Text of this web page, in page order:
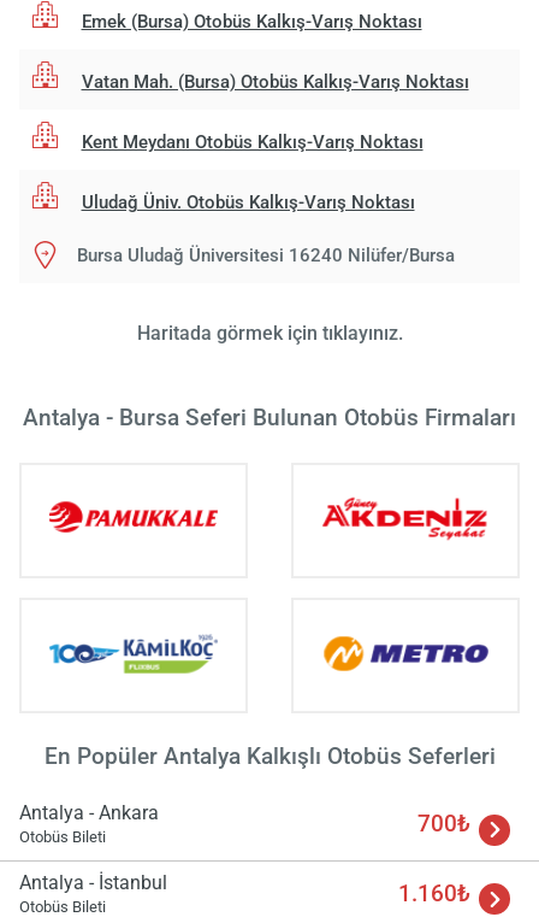
Emek (Bursa) Otobüs Kalkış-Varış Noktası
Vatan Mah. (Bursa) Otobüs Kalkış-Varış Noktası
Kent Meydanı Otobüs Kalkış-Varış Noktası
Uludağ Üniv. Otobüs Kalkış-Varış Noktası
Bursa Uludağ Üniversitesi 16240 Nilüfer/Bursa
Haritada görmek için tıklayınız.
Antalya - Bursa Seferi Bulunan Otobüs Firmaları
En Popüler Antalya Kalkışlı Otobüs Seferleri
Antalya - Ankara
Otobüs Bileti 700₺
Antalya - İstanbul
Otobüs Bileti 1.160₺